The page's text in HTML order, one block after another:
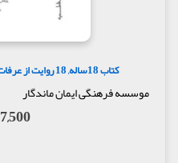
کتاب 18ساله, 18 روایت از عرفات فاطمه (س) تا مطاف فاطمیه(س)
موسسه فرهنگی ایمان ماندگار
7,500 تومان